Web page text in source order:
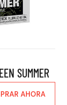
SUMMER
AHORA